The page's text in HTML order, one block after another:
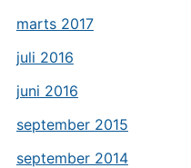
marts 2017
juli 2016
juni 2016
september 2015
september 2014